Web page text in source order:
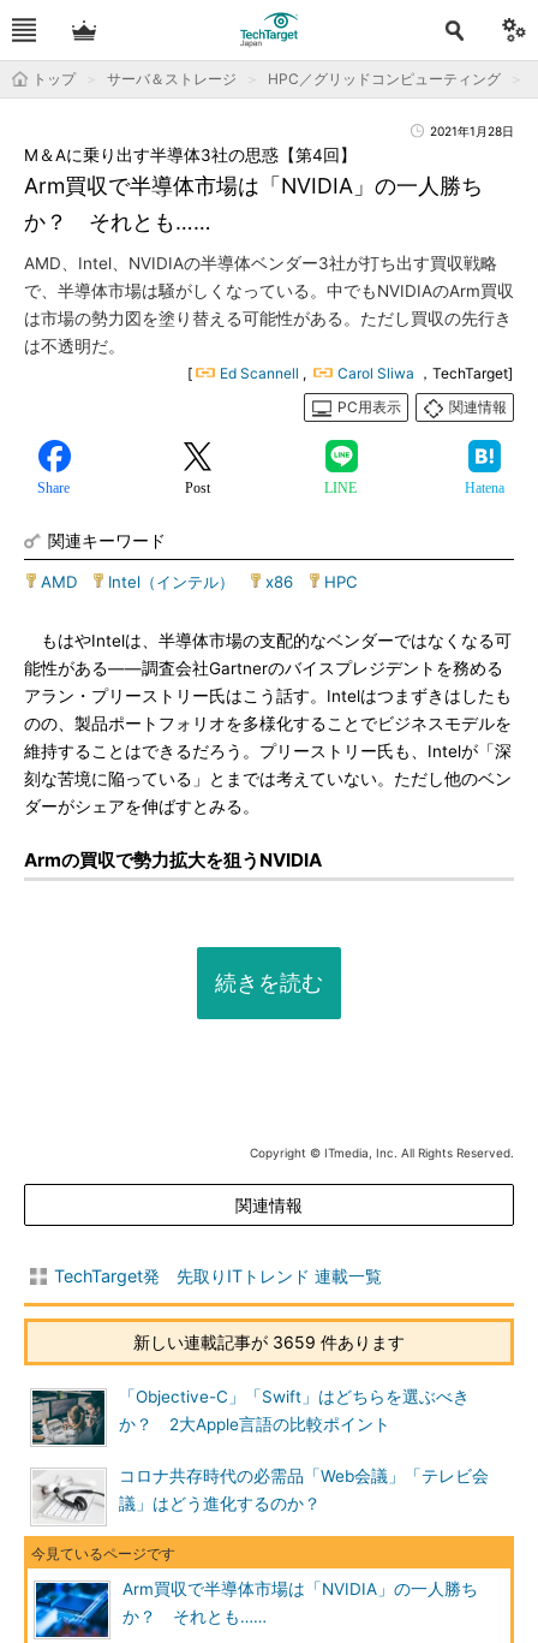
トップ サーバ＆ストレージ HPC／グリッドコンピューティング
2021年1月28日
Arm買収で半導体市場は「NVIDIA」の一人勝ち
か？ それとも……
M＆Aに乗り出す半導体3社の思惑【第4回】
AMD、Intel、NVIDIAの半導体ベンダー3社が打ち出す買収戦略
で、半導体市場は騒がしくなっている。中でもNVIDIAのArm買収
は市場の勢力図を塗り替える可能性がある。ただし買収の先行き
は不透明だ。
[ Ed Scannell , Carol Sliwa ，TechTarget]
PC用表示
関連情報
Share Post LINE Hatena
関連キーワード
AMD Intel（インテル） x86 HPC
もはやIntelは、半導体市場の支配的なベンダーではなくなる可
能性がある――調査会社Gartnerのバイスプレジデントを務める
アラン・プリーストリー氏はこう話す。Intelはつまずきはしたも
のの、製品ポートフォリオを多様化することでビジネスモデルを
維持することはできるだろう。プリーストリー氏も、Intelが「深
刻な苦境に陥っている」とまでは考えていない。ただし他のベン
ダーがシェアを伸ばすとみる。
Armの買収で勢力拡大を狙うNVIDIA
続きを読む
Copyright © ITmedia, Inc. All Rights Reserved.
関連情報
TechTarget発 先取りITトレンド 連載一覧
新しい連載記事が 3659 件あります
「Objective-C」「Swift」はどちらを選ぶべき
か？ 2大Apple言語の比較ポイント
コロナ共存時代の必需品「Web会議」「テレビ会
議」はどう進化するのか？
Arm買収で半導体市場は「NVIDIA」の一人勝ち
か？ それとも……